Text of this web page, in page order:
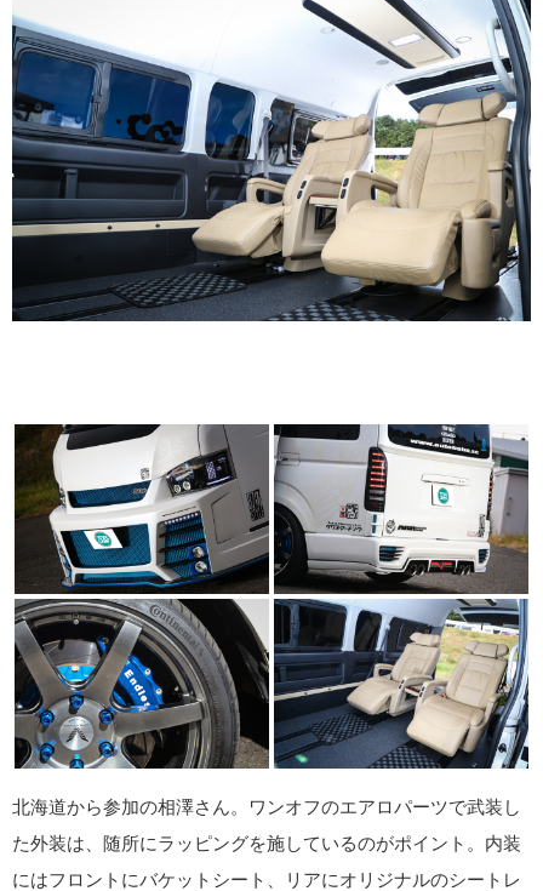
北海道から参加の相澤さん。ワンオフのエアロパーツで武装し
た外装は、随所にラッピングを施しているのがポイント。内装
にはフロントにバケットシート、リアにオリジナルのシートレ